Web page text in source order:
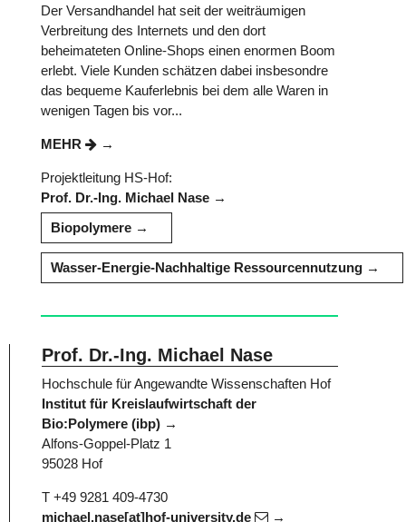
Der Versandhandel hat seit der weiträumigen
Verbreitung des Internets und den dort
beheimateten Online-Shops einen enormen Boom
erlebt. Viele Kunden schätzen dabei insbesondre
das bequeme Kauferlebnis bei dem alle Waren in
wenigen Tagen bis vor...
MEHR
Projektleitung HS-Hof:
Prof. Dr.-Ing. Michael Nase
Biopolymere
Wasser-Energie-Nachhaltige Ressourcennutzung
Prof. Dr.-Ing. Michael Nase
Hochschule für Angewandte Wissenschaften Hof
Institut für Kreislaufwirtschaft der
Bio:Polymere (ibp)
Alfons-Goppel-Platz 1
95028 Hof
T +49 9281 409-4730
michael.nase[at]hof-university.de